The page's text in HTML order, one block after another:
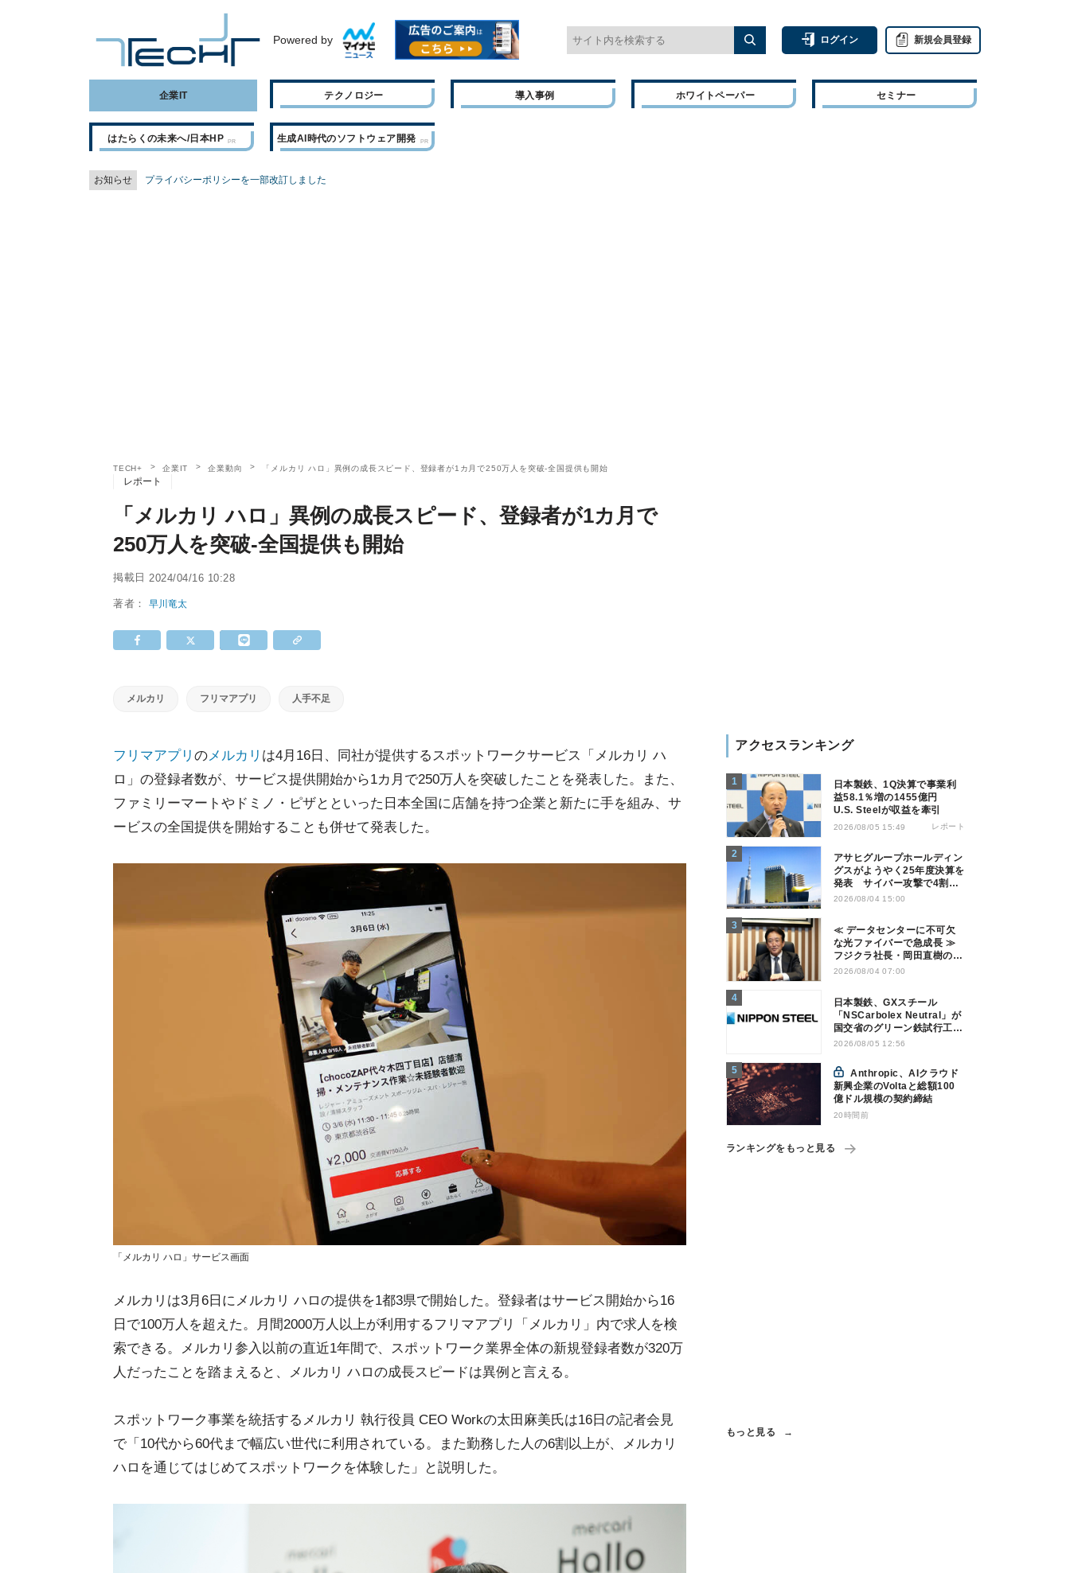
Powered by ログイン 新規会員登録
企業IT テクノロジー 導入事例 ホワイトペーパー セミナー
はたらくの未来へ/日本HP 生成AI時代のソフトウェア開発
お知らせ プライバシーポリシーを一部改訂しました
TECH+ 企業IT 企業動向 「メルカリ ハロ」異例の成長スピード、登録者が1カ月で250万人を突破‐全国提供も開始
レポート
「メルカリ ハロ」異例の成長スピード、登録者が1カ月で
250万人を突破‐全国提供も開始
掲載日 2024/04/16 10:28
著者：早川竜太
メルカリ フリマアプリ 人手不足
フリマアプリ のメルカリ は4月16日、同社が提供するスポットワークサービス「メルカリ ハ
ロ」の登録者数が、サービス提供開始から1カ月で250万人を突破したことを発表した。また、
ファミリーマートやドミノ・ピザとといった日本全国に店舗を持つ企業と新たに手を組み、サ
ービスの全国提供を開始することも併せて発表した。
「メルカリ ハロ」サービス画面
メルカリは3月6日にメルカリ ハロの提供を1都3県で開始した。登録者はサービス開始から16
日で100万人を超えた。月間2000万人以上が利用するフリマアプリ「メルカリ」内で求人を検
索できる。メルカリ参入以前の直近1年間で、スポットワーク業界全体の新規登録者数が320万
人だったことを踏まえると、メルカリ ハロの成長スピードは異例と言える。
スポットワーク事業を統括するメルカリ 執行役員 CEO Workの太田麻美氏は16日の記者会見
で「10代から60代まで幅広い世代に利用されている。また勤務した人の6割以上が、メルカリ
ハロを通じてはじめてスポットワークを体験した」と説明した。
アクセスランキング
日本製鉄、1Q決算で事業利
益58.1％増の1455億円
U.S. Steelが収益を牽引
2026/08/05 15:49 レポート
アサヒグループホールディン
グスがようやく25年度決算を
発表 サイバー攻撃で4割減
益
2026/08/04 15:00
≪ データセンターに不可欠
な光ファイバーで急成長 ≫
フジクラ社長・岡田直樹の技
術論「見えない技術優位性、
2026/08/04 07:00
日本製鉄、GXスチール
「NSCarbolex Neutral」が
国交省のグリーン鉄試行工事
に採用
2026/08/05 12:56
Anthropic、AIクラウド
新興企業のVoltaと総額100
億ドル規模の契約締結
20時間前
ランキングをもっと見る
もっと見る